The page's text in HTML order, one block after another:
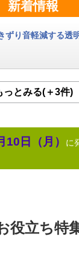
新着情報
ずり音軽減する透
っとみる(＋3件)